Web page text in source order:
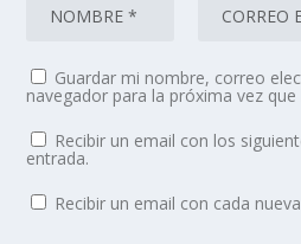
Guardar mi nombre, correo
navegador para la próxima vez
Recibir un email con los
entrada.
Recibir un email con cada